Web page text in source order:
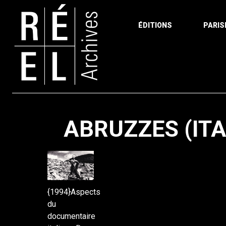
ÉDITIONS
ABRUZZES
{1994}Aspects
du
documentaire